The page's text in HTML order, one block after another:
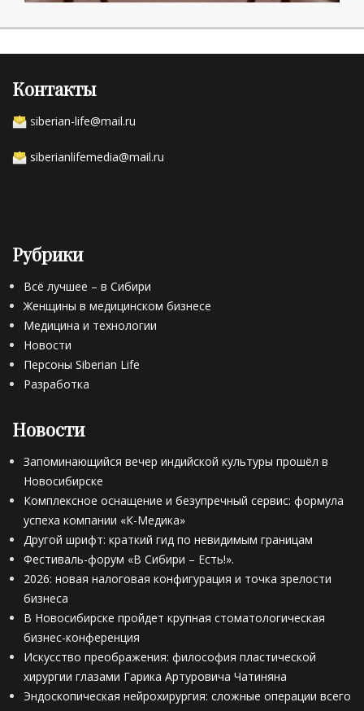
Контакты
siberian-life@mail.ru
siberianlifemedia@mail.ru
Рубрики
Всё лучшее – в Сибири
Женщины в медицинском бизнесе
Медицина и технологии
Новости
Персоны Siberian Life
Разработка
Новости
Запоминающийся вечер индийской культуры прошёл в
Новосибирске
Комплексное оснащение и безупречный сервис: формула
успеха компании «К-Медика»
Другой шрифт: краткий гид по невидимым границам
Фестиваль-форум «В Сибири – Есть!».
2026: новая налоговая конфигурация и точка зрелости
бизнеса
В Новосибирске пройдет крупная стоматологическая
бизнес-конференция
Искусство преображения: философия пластической
хирургии глазами Гарика Артуровича Чатиняна
Эндоскопическая нейрохирургия: сложные операции всего